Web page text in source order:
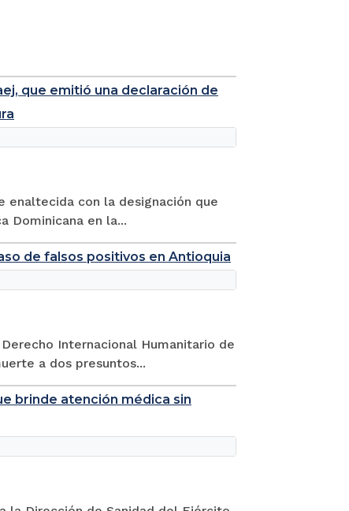
que emitió una declaración de
enaltecida con la designación que
Dominicana en la...
de falsos positivos en Antioquia
Internacional Humanitario de
a dos presuntos...
brinde atención médica sin